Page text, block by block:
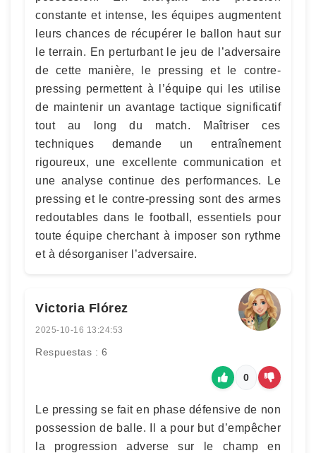
constante et intense, les équipes augmentent
leurs chances de récupérer le ballon haut sur
le terrain. En perturbant le jeu de l’adversaire
de cette manière, le pressing et le contre-
pressing permettent à l’équipe qui les utilise
de maintenir un avantage tactique significatif
tout au long du match. Maîtriser ces
techniques demande un entraînement
rigoureux, une excellente communication et
une analyse continue des performances. Le
pressing et le contre-pressing sont des armes
redoutables dans le football, essentiels pour
toute équipe cherchant à imposer son rythme
et à désorganiser l’adversaire.
Victoria Flórez
2025-10-16 13:24:53
Respuestas : 6
0
Le pressing se fait en phase défensive de non
possession de balle. Il a pour but d’empêcher
la progression adverse sur le champ en